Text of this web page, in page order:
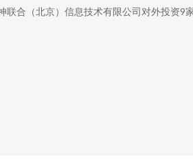
联合（北京）信息技术有限公司对外投资9